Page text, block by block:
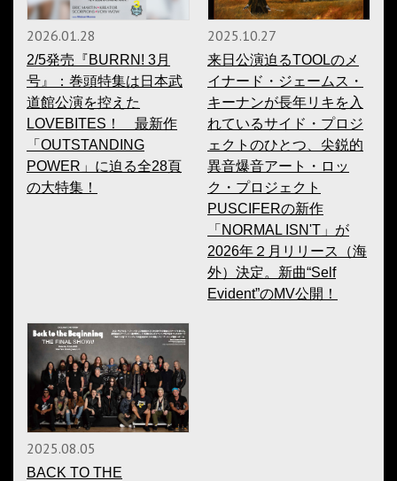
2026.01.28
2/5発売『BURRN! 3月
号』：巻頭特集は日本武
道館公演を控えた
LOVEBITES！ 最新作
「OUTSTANDING
POWER」に迫る全28頁
の大特集！
2025.10.27
来日公演迫るTOOLのメ
イナード・ジェームス・
キーナンが長年リキを入
れているサイド・プロジ
ェクトのひとつ、尖鋭的
異音爆音アート・ロッ
ク・プロジェクト
PUSCIFERの新作
「NORMAL ISN'T」が
2026年２月リリース（海
外）決定。新曲“Self
Evident”のMV公開！
2025.08.05
BACK TO THE